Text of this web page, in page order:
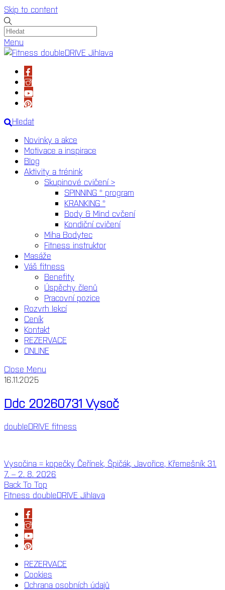
Skip to content
Menu
Hledat
Novinky a akce
Motivace a inspirace
Blog
Aktivity a trénink
Skupinové cvičení >
SPINNING ® program
KRANKING ®
Body & Mind cvčení
Kondiční cvičení
Miha Bodytec
Fitness instruktor
Masáže
Váš fitness
Benefity
Úspěchy členů
Pracovní pozice
Rozvrh lekcí
Ceník
Kontakt
REZERVACE
ONLINE
Close Menu
16.11.2025
Ddc 20260731 Vysoč
doubleDRIVE fitness
Vysočina = kopečky Čeřínek, Špičák, Javořice, Křemešník 31.
7. – 2. 8. 2026
Back To Top
Fitness doubleDRIVE Jihlava
REZERVACE
Cookies
Ochrana osobních údajů